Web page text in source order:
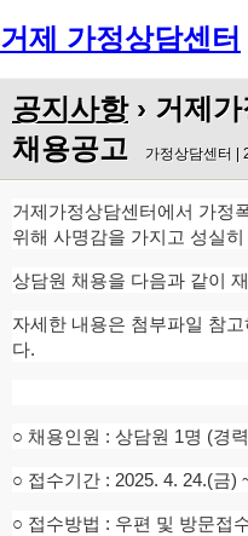
거제 가정상담센터
공지사항› 거제
채용공고
가정상담센터 |
거제가정상담센터에서 가정
위해 사명감을 가지고 성실
상담원 채용을 다음과 같이
자세한 내용은 첨부파일 참
다.
○ 채용인원 : 상담원 1명 (경
○ 접수기간 : 2025. 4. 24.(금)
○ 접수방법 : 우편 및 방문접